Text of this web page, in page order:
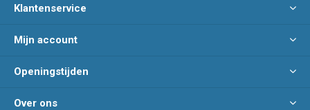
Klantenservice
Mijn account
Openingstijden
Over ons